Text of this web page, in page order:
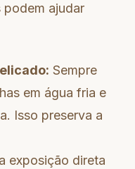
podem ajudar
Sempre
em água fria e
Isso preserva a
exposição direta